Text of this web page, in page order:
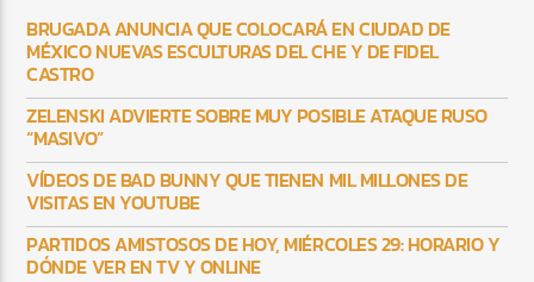
BRUGADA ANUNCIA QUE COLOCARÁ EN CIUDAD DE
MÉXICO NUEVAS ESCULTURAS DEL CHE Y DE FIDEL
CASTRO
ZELENSKI ADVIERTE SOBRE MUY POSIBLE ATAQUE RUSO
“MASIVO”
VÍDEOS DE BAD BUNNY QUE TIENEN MIL MILLONES DE
VISITAS EN YOUTUBE
PARTIDOS AMISTOSOS DE HOY, MIÉRCOLES 29: HORARIO Y
DÓNDE VER EN TV Y ONLINE